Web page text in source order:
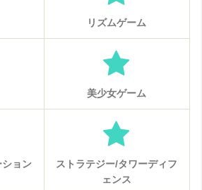
リズムゲーム
美少女ゲーム
ョン
ストラテジー/タワーディフ
ェンス